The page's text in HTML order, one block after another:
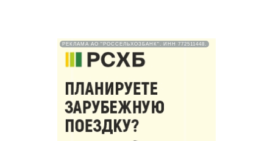
РЕКЛАМА АО "РОССЕЛЬХОЗБАНК". ИНН 772511448.